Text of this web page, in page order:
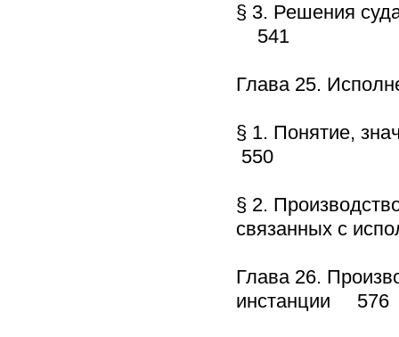
§ 3. Решения
541
Глава 25.
§ 1. Понятие,
550
§ 2.
связанных с
Глава 26.
инстанции 576